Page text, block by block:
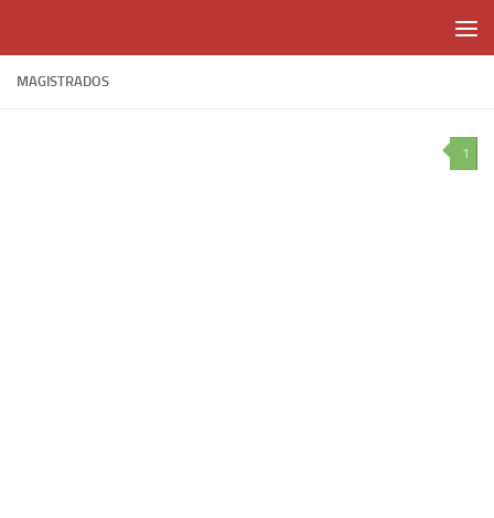
MAGISTRADOS
1